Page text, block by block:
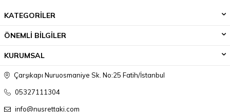
KATEGORİLER
ÖNEMLİ BİLGİLER
KURUMSAL
Çarşıkapı Nuruosmaniye Sk. No:25 Fatih/İstanbul
05327111304
info@nusrettaki.com